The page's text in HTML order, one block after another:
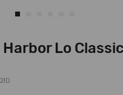
Harbor Lo Classic